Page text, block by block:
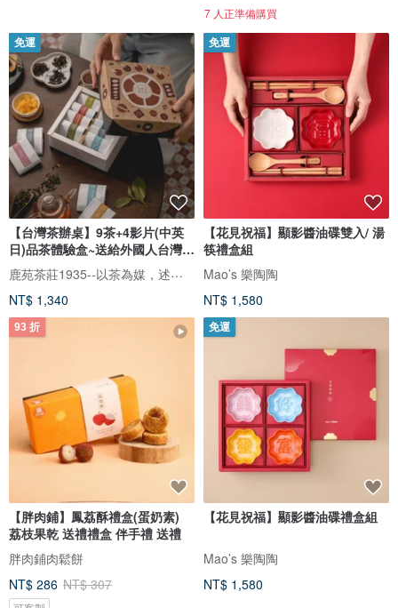
7 人正準備購買
免運
【台灣茶辦桌】9茶+4影片(中英
日)品茶體驗盒~送給外國人台灣伴
手
鹿苑茶莊1935--以茶為媒，述說台灣島嶼的故事與溫暖
NT$ 1,340
免運
【花見祝福】顯影醬油碟雙入/ 湯
筷禮盒組
Mao’s 樂陶陶
NT$ 1,580
93 折
【胖肉鋪】鳳荔酥禮盒(蛋奶素)
荔枝果乾 送禮禮盒 伴手禮 送禮
胖肉鋪肉鬆餅
NT$ 286 NT$ 307
免運
【花見祝福】顯影醬油碟禮盒組
Mao’s 樂陶陶
NT$ 1,580